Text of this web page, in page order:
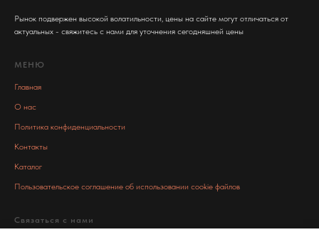
Рынок подвержен высокой волатильности, цены на сайте могут отличаться от
актуальных - свяжитесь с нами для уточнения сегодняшней цены
МЕНЮ
Главная
О нас
Политика конфиденциальности
Контакты
Каталог
Пользовательское соглашение об использовании cookie файлов
Связаться с нами